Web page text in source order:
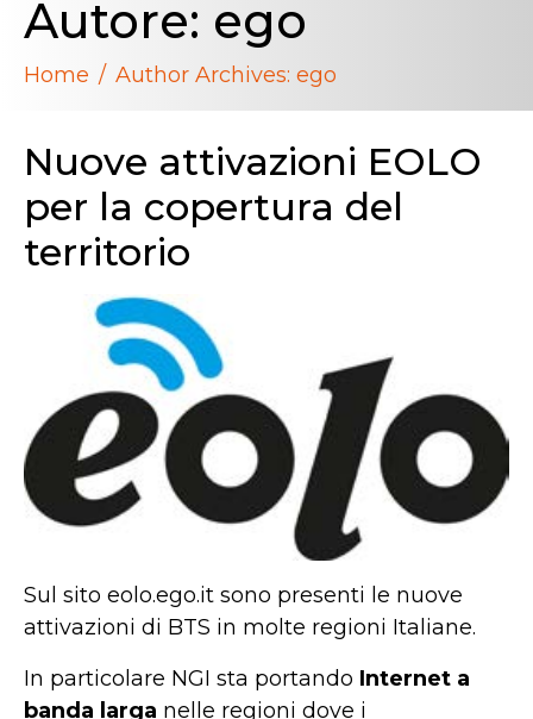
Autore: ego
Home Author Archives: ego
Nuove attivazioni EOLO
per la copertura del
territorio
Sul sito eolo.ego.it sono presenti le nuove
attivazioni di BTS in molte regioni Italiane.
In particolare NGI sta portando Internet a
banda larga nelle regioni dove i